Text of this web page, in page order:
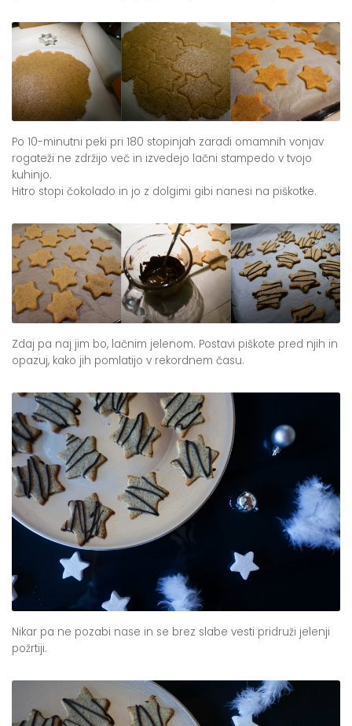
Po 10-minutni peki pri 180 stopinjah zaradi omamnih vonjav
rogateži ne zdržijo več in izvedejo lačni stampedo v tvojo
kuhinjo.
Hitro stopi čokolado in jo z dolgimi gibi nanesi na piškotke.
Zdaj pa naj jim bo, lačnim jelenom. Postavi piškote pred njih in
opazuj, kako jih pomlatijo v rekordnem času.
Nikar pa ne pozabi nase in se brez slabe vesti pridruži jelenji
požrtiji.